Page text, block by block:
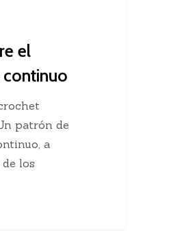
el
patrón de
a
los